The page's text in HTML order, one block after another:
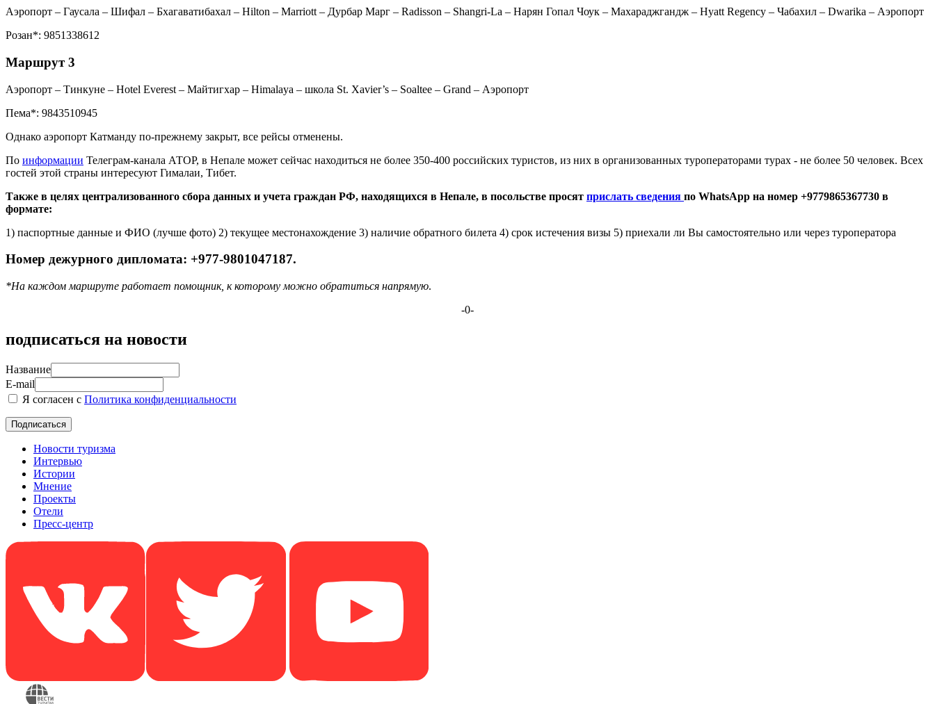
Аэропорт – Гаусала – Шифал – Бхагаватибахал – Hilton – Marriott – Дурбар Марг – Radisson – Shangri-La – Нарян Гопал Чоук – Махараджгандж – Hyatt Regency – Чабахил – Dwarika – Аэропорт
Розан*: 9851338612
Маршрут 3
Аэропорт – Тинкуне – Hotel Everest – Майтигхар – Himalaya – школа St. Xavier’s – Soaltee – Grand – Аэропорт
Пема*: 9843510945
Однако аэропорт Катманду по-прежнему закрыт, все рейсы отменены.
По информации Телеграм-канала АТОР, в Непале может сейчас находиться не более 350-400 российских туристов, из них в организованных туроператорами турах - не более 50 человек. Всех
гостей этой страны интересуют Гималаи, Тибет.
Также в целях централизованного сбора данных и учета граждан РФ, находящихся в Непале, в посольстве просят прислать сведения по WhatsApp на номер +9779865367730 в
формате:
1) паспортные данные и ФИО (лучше фото) 2) текущее местонахождение 3) наличие обратного билета 4) срок истечения визы 5) приехали ли Вы самостоятельно или через туроператора
Номер дежурного дипломата: +977-9801047187.
*На каждом маршруте работает помощник, к которому можно обратиться напрямую.
-0-
подписаться на новости
Название
E-mail
Я согласен с Политика конфиденциальности
Новости туризма
Интервью
Истории
Мнение
Проекты
Отели
Пресс-центр